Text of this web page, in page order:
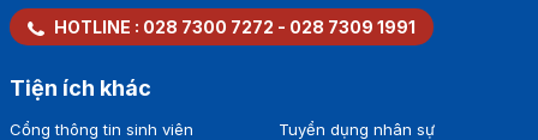
HOTLINE : 028 7300 7272 - 028 7309 1991
Tiện ích khác
Cổng thông tin sinh viên
Tuyển dụng nhân sự